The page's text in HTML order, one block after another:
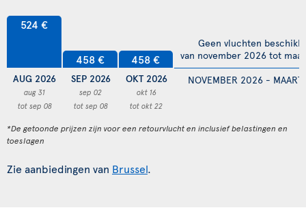
524 €
AUG 2026
aug 31
tot sep 08
458 €
SEP 2026
sep 02
tot sep 08
458 €
OKT 2026
okt 16
tot okt 22
NOVEMBER 2026 -
Geen vluchten
van november 2026 tot
*De getoonde prijzen zijn voor een retourvlucht en inclusief belastingen en
toeslagen
Zie aanbiedingen van Brussel.